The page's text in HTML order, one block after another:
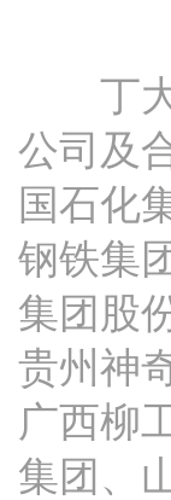
丁大
公司及
国石化
钢铁集
集团股
贵州神
广西柳
集团、